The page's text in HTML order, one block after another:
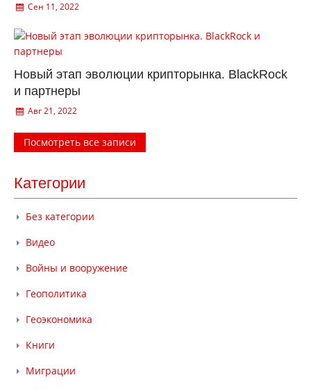
Сен 11, 2022
Новый этап эволюции крипторынка. BlackRock
и партнеры
Авг 21, 2022
Посмотреть все записи
Категории
Без категории
Видео
Войны и вооружение
Геополитика
Геоэкономика
Книги
Миграции